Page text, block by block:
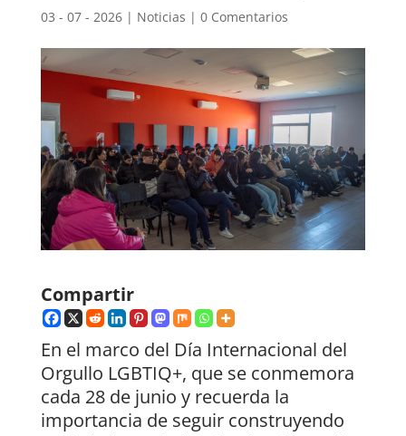
03 - 07 - 2026| Noticias | 0 Comentarios
Compartir
En el marco del Día Internacional del
Orgullo LGBTIQ+, que se conmemora
cada 28 de junio y recuerda la
importancia de seguir construyendo